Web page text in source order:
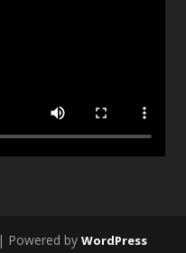
| Powered by WordPress